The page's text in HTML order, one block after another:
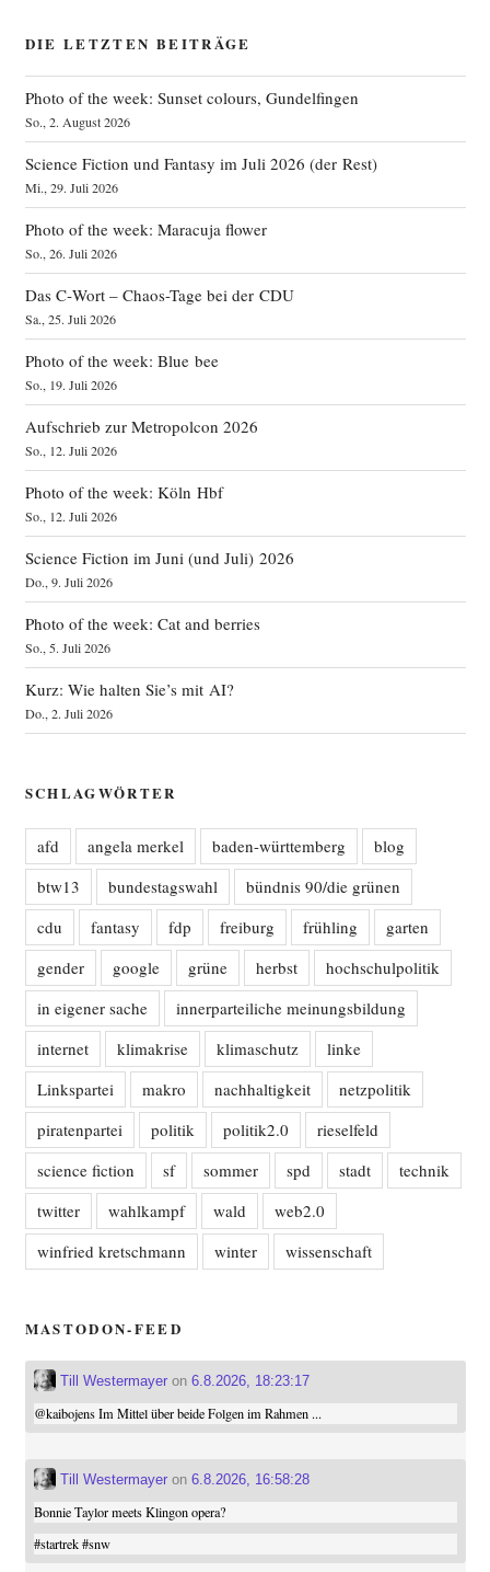
DIE LETZTEN BEITRÄGE
Photo of the week: Sunset colours, Gundelfingen
So., 2. August 2026
Science Fiction und Fantasy im Juli 2026 (der Rest)
Mi., 29. Juli 2026
Photo of the week: Maracuja flower
So., 26. Juli 2026
Das C‑Wort – Chaos-Tage bei der CDU
Sa., 25. Juli 2026
Photo of the week: Blue bee
So., 19. Juli 2026
Aufschrieb zur Metropolcon 2026
So., 12. Juli 2026
Photo of the week: Köln Hbf
So., 12. Juli 2026
Science Fiction im Juni (und Juli) 2026
Do., 9. Juli 2026
Photo of the week: Cat and berries
So., 5. Juli 2026
Kurz: Wie halten Sie’s mit AI?
Do., 2. Juli 2026
SCHLAGWÖRTER
afd angela merkel baden-württemberg
blog
btw13
bundestagswahl
bündnis 90/die grünen
cdu
fantasy fdp freiburg frühling
garten
gender
google grüne herbst
hochschulpolitik
in eigener sache
innerparteiliche meinungsbildung
internet
klimakrise klimaschutz
linke
Linkspartei
makro nachhaltigkeit
netzpolitik
piratenpartei
politik politik2.0
rieselfeld
science fiction
sf sommer spd stadt
technik
twitter
wahlkampf wald
web2.0
winfried kretschmann
winter wissenschaft
MASTODON-FEED
Till Westermayeron 6.8.2026, 18:23:17
@kaibojensIm Mittel über beide Folgen im Rahmen ...
Till Westermayeron 6.8.2026, 16:58:28
Bonnie Taylor meets Klingon opera?
#startrek #snw